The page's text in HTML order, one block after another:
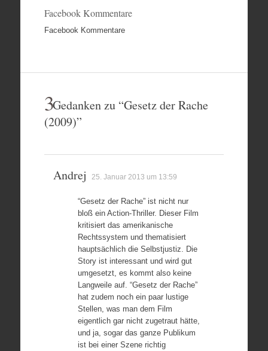
Facebook Kommentare
Facebook Kommentare
3Gedanken zu “Gesetz der Rache
(2009)”
Andrej 25. Januar 2013 um 13:59
“Gesetz der Rache” ist nicht nur
bloß ein Action-Thriller. Dieser Film
kritisiert das amerikanische
Rechtssystem und thematisiert
hauptsächlich die Selbstjustiz. Die
Story ist interessant und wird gut
umgesetzt, es kommt also keine
Langweile auf. “Gesetz der Rache”
hat zudem noch ein paar lustige
Stellen, was man dem Film
eigentlich gar nicht zugetraut hätte,
und ja, sogar das ganze Publikum
ist bei einer Szene richtig